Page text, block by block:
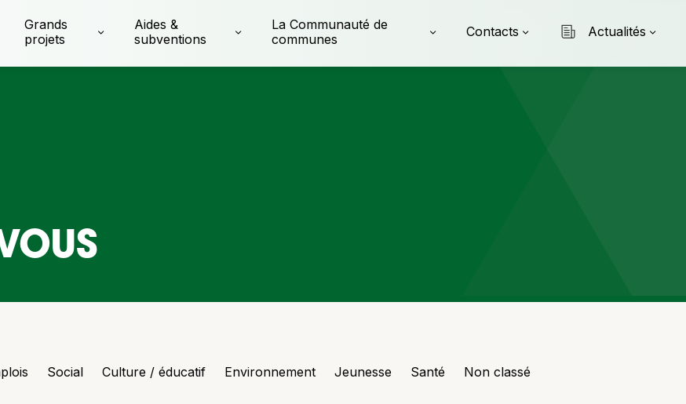
Grands
projets
Aides &
subventions
La Communauté de
communes
Contacts Actualités
Social Culture / éducatif Environnement Jeunesse Santé Non classé